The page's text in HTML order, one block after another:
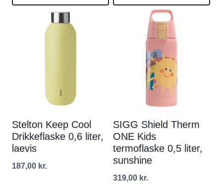
Stelton Keep Cool
Drikkeflaske 0,6 liter,
laevis
187,00 kr.
SIGG Shield Therm
ONE Kids
termoflaske 0,5 liter,
sunshine
319,00 kr.